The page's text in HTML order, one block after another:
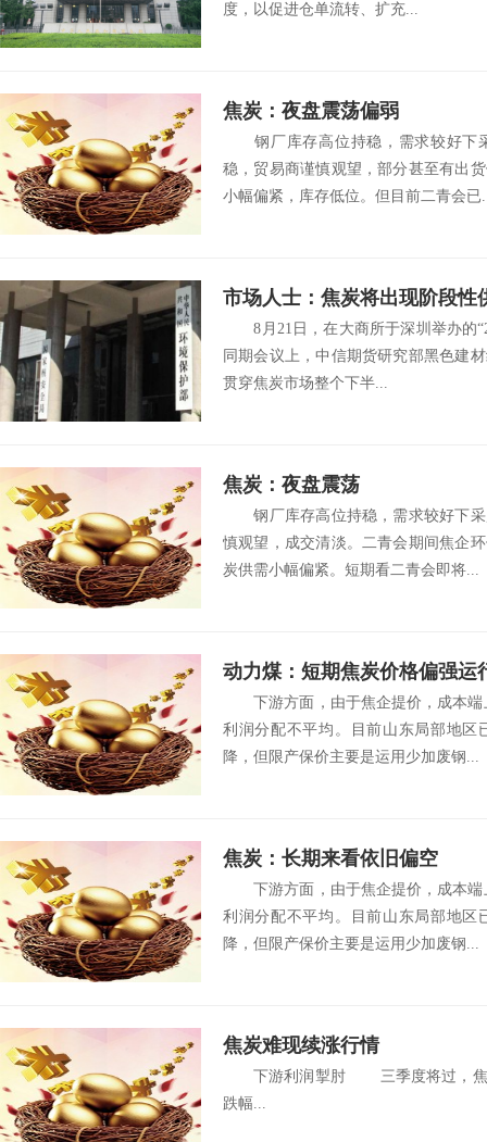
度，以促进仓单流转、扩充...
焦炭：夜盘震荡偏弱
钢厂库存高位持稳，需求较好下
稳，贸易商谨慎观望，部分甚至有出
小幅偏紧，库存低位。但目前二青会已
市场人士：焦炭将出现阶段性
8月21日，在大商所于深圳举办的
同期会议上，中信期货研究部黑色建
贯穿焦炭市场整个下半...
焦炭：夜盘震荡
钢厂库存高位持稳，需求较好下采
慎观望，成交清淡。二青会期间焦企
炭供需小幅偏紧。短期看二青会即将...
动力煤：短期焦炭价格偏强运
下游方面，由于焦企提价，成本端
利润分配不平均。目前山东局部地区
降，但限产保价主要是运用少加废钢...
焦炭：长期来看依旧偏空
下游方面，由于焦企提价，成本端
利润分配不平均。目前山东局部地区
降，但限产保价主要是运用少加废钢...
焦炭难现续涨行情
下游利润掣肘 三季度将过，焦炭
跌幅...